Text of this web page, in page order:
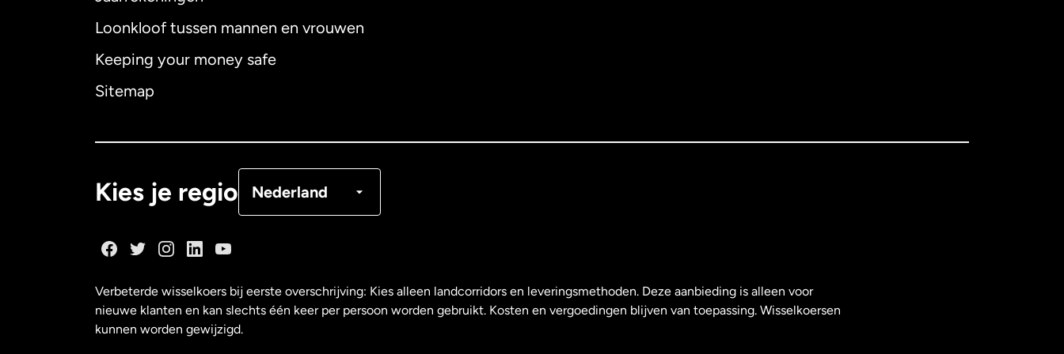
Loonkloof tussen mannen en vrouwen
Keeping your money safe
Sitemap
Kies je regio Nederland
Australië
Verbeterde wisselkoers bij eerste overschrijving: Kies alleen landcorridors en leveringsmethoden. Deze aanbieding is alleen voor
nieuwe klanten en kan slechts één keer per persoon worden gebruikt. Kosten en vergoedingen blijven van toepassing. Wisselkoersen
kunnen worden gewijzigd.